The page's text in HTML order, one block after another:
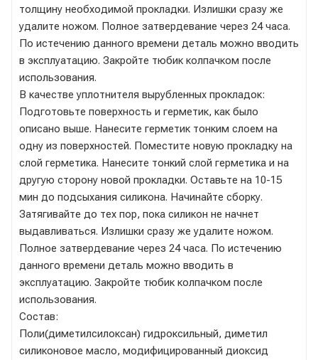
толщину необходимой прокладки. Излишки сразу же
удалите ножом. Полное затвердевание через 24 часа.
По истечению данного времени деталь можно вводить
в эксплуатацию. Закройте тюбик колпачком после
использования.
В качестве уплотнителя вырубленных прокладок:
Подготовьте поверхность и герметик, как было
описано выше. Нанесите герметик тонким слоем на
одну из поверхностей. Поместите новую прокладку на
слой герметика. Нанесите тонкий слой герметика и на
другую сторону новой прокладки. Оставьте на 10-15
мин до подсыхания силикона. Начинайте сборку.
Затягивайте до тех пор, пока силикон не начнет
выдавливаться. Излишки сразу же удалите ножом.
Полное затвердевание через 24 часа. По истечению
данного времени деталь можно вводить в
эксплуатацию. Закройте тюбик колпачком после
использования.
Состав:
Поли(диметилсилоксан) гидроксильный, диметил
силиконовое масло, модифицированный диоксид